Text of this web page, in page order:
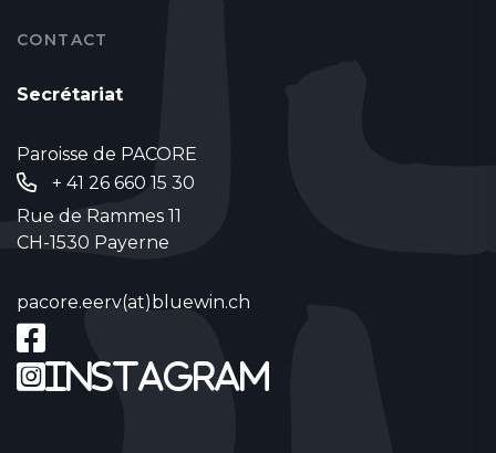
CONTACT
Secrétariat
Paroisse de PACORE
+ 41 26 660 15 30
Rue de Rammes 11
CH-1530 Payerne
pacore.eerv(at)bluewin.ch
Instagram